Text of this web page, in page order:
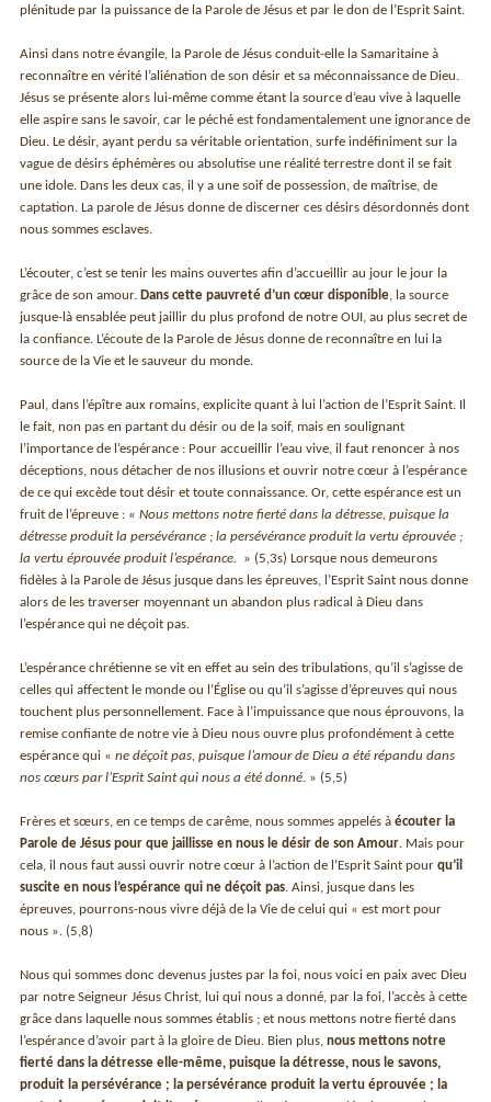
plénitude par la puissance de la Parole de Jésus et par le don de l’Esprit Saint.
Ainsi dans notre évangile, la Parole de Jésus conduit-elle la Samaritaine à
reconnaître en vérité l’aliénation de son désir et sa méconnaissance de Dieu.
Jésus se présente alors lui-même comme étant la source d’eau vive à laquelle
elle aspire sans le savoir, car le péché est fondamentalement une ignorance de
Dieu. Le désir, ayant perdu sa véritable orientation, surfe indéfiniment sur la
vague de désirs éphémères ou absolutise une réalité terrestre dont il se fait
une idole. Dans les deux cas, il y a une soif de possession, de maîtrise, de
captation. La parole de Jésus donne de discerner ces désirs désordonnés dont
nous sommes esclaves.
L’écouter, c’est se tenir les mains ouvertes afin d’accueillir au jour le jour la
grâce de son amour. Dans cette pauvreté d’un cœur disponible , la source
jusque-là ensablée peut jaillir du plus profond de notre OUI, au plus secret de
la confiance. L’écoute de la Parole de Jésus donne de reconnaître en lui la
source de la Vie et le sauveur du monde.
Paul, dans l’épître aux romains, explicite quant à lui l’action de l’Esprit Saint. Il
le fait, non pas en partant du désir ou de la soif, mais en soulignant
l’importance de l’espérance : Pour accueillir l’eau vive, il faut renoncer à nos
déceptions, nous détacher de nos illusions et ouvrir notre cœur à l’espérance
de ce qui excède tout désir et toute connaissance. Or, cette espérance est un
fruit de l’épreuve : «Nous mettons notre fierté dans la détresse, puisque la
détresse produit la persévérance ; la persévérance produit la vertu éprouvée ;
la vertu éprouvée produit l’espérance.
» (5,3s) Lorsque nous demeurons
fidèles à la Parole de Jésus jusque dans les épreuves, l’Esprit Saint nous donne
alors de les traverser moyennant un abandon plus radical à Dieu dans
l’espérance qui ne déçoit pas.
L’espérance chrétienne se vit en effet au sein des tribulations, qu’il s’agisse de
celles qui affectent le monde ou l’Église ou qu’il s’agisse d’épreuves qui nous
touchent plus personnellement. Face à l’impuissance que nous éprouvons, la
remise confiante de notre vie à Dieu nous ouvre plus profondément à cette
espérance qui «ne déçoit pas, puisque l’amour de Dieu a été répandu dans
nos cœurs par l’Esprit Saint qui nous a été donné. » (5,5)
Frères et sœurs, en ce temps de carême, nous sommes appelés àécouter la
Parole de Jésus pour que jaillisse en nous le désir de son Amour . Mais pour
cela, il nous faut aussi ouvrir notre cœur à l’action de l’Esprit Saint pourqu’il
suscite en nous l’espérance qui ne déçoit pas . Ainsi, jusque dans les
épreuves, pourrons-nous vivre déjà de la Vie de celui qui « est mort pour
nous ». (5,8)
Nous qui sommes donc devenus justes par la foi, nous voici en paix avec Dieu
par notre Seigneur Jésus Christ, lui qui nous a donné, par la foi, l’accès à cette
grâce dans laquelle nous sommes établis ; et nous mettons notre fierté dans
l’espérance d’avoir part à la gloire de Dieu. Bien plus,nous mettons notre
fierté dans la détresse elle-même, puisque la détresse, nous le savons,
produit la persévérance ; la persévérance produit la vertu éprouvée ; la